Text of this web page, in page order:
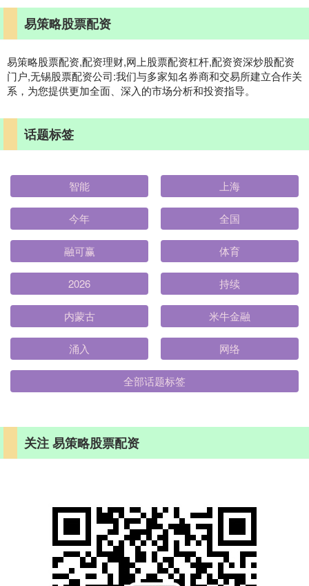
易策略股票配资
易策略股票配资,配资理财,网上股票配资杠杆,配资资深炒股配资
门户,无锡股票配资公司:我们与多家知名券商和交易所建立合作关
系，为您提供更加全面、深入的市场分析和投资指导。
话题标签
智能 上海
今年 全国
融可赢 体育
2026 持续
内蒙古 米牛金融
涌入 网络
全部话题标签
关注 易策略股票配资